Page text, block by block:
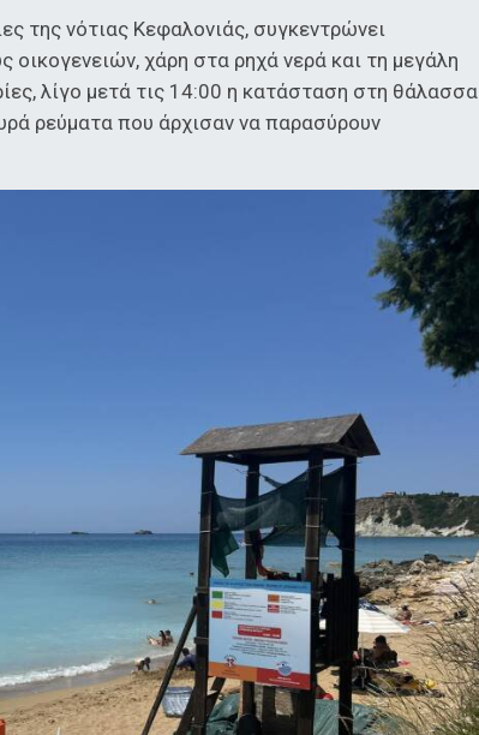
της νότιας Κεφαλονιάς, συγκεντρώνει
χάρη στα ρηχά νερά και τη μεγάλη
λίγο μετά τις 14:00 η κατάσταση στη θάλασσα
ρεύματα που άρχισαν να παρασύρουν